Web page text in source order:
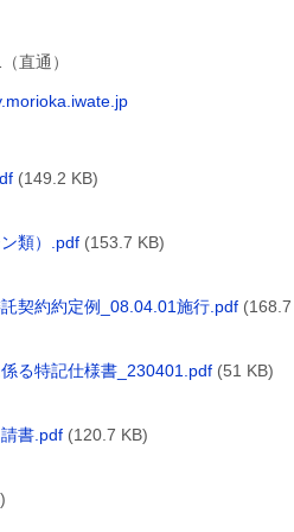
直通）
(149.2 KB)
類）.pdf (153.7 KB)
契約約定例_08.04.01施行.pdf
る特記仕様書_230401.pdf (51 KB)
書.pdf (120.7 KB)